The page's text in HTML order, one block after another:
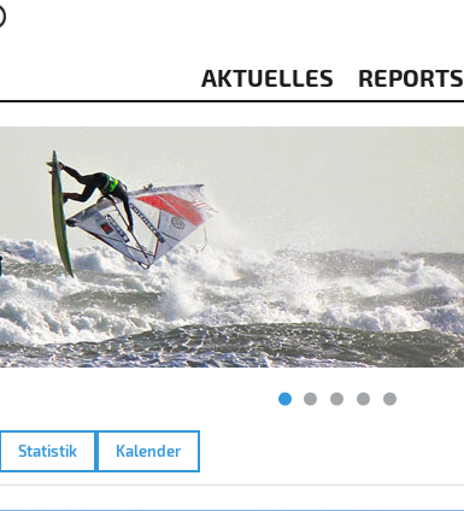
AKTUELLES REPORTS
Statistik Kalender